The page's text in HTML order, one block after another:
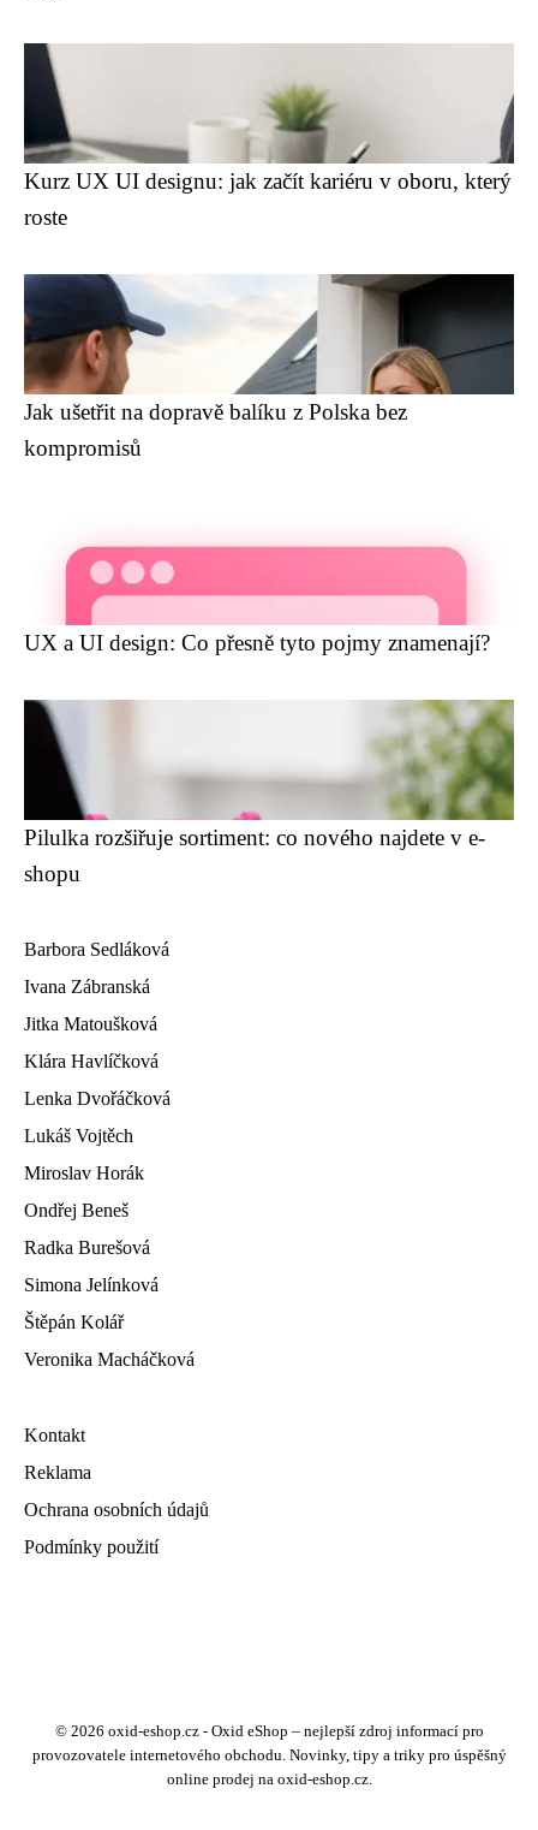
Kurz UX UI designu: jak začít kariéru v oboru, který
roste
Jak ušetřit na dopravě balíku z Polska bez
kompromisů
UX a UI design: Co přesně tyto pojmy znamenají?
Pilulka rozšiřuje sortiment: co nového najdete v e-
shopu
Barbora Sedláková
Ivana Zábranská
Jitka Matoušková
Klára Havlíčková
Lenka Dvořáčková
Lukáš Vojtěch
Miroslav Horák
Ondřej Beneš
Radka Burešová
Simona Jelínková
Štěpán Kolář
Veronika Macháčková
Kontakt
Reklama
Ochrana osobních údajů
Podmínky použití
© 2026 oxid-eshop.cz - Oxid eShop – nejlepší zdroj informací pro
provozovatele internetového obchodu. Novinky, tipy a triky pro úspěšný
online prodej na oxid-eshop.cz.